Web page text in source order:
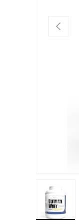
Vorige